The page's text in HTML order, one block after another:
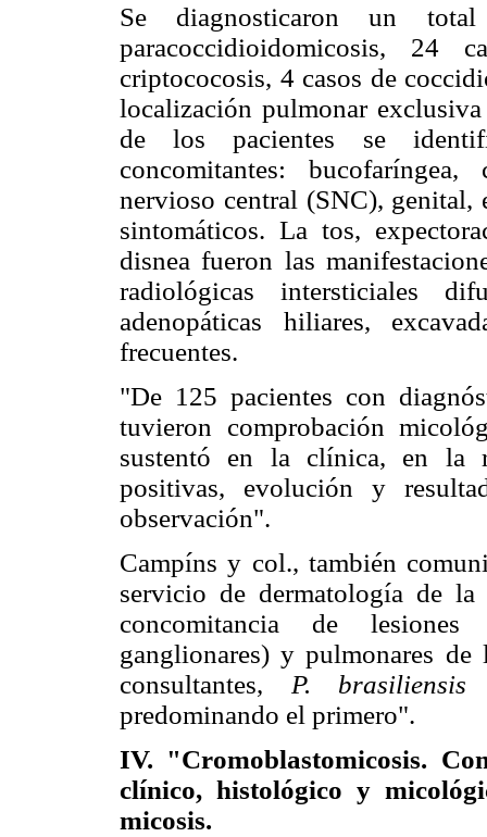
Se diagnosticaron un
paracoccidioidomicosis, 24
criptococosis, 4 casos de
localización pulmonar
de los pacientes se
concomitantes: bucofaríngea,
nervioso central (SNC), genital,
sintomáticos. La tos,
disnea fueron las
radiológicas intersticiales
adenopáticas hiliares,
frecuentes.
"De 125 pacientes con
tuvieron comprobación
sustentó en la clínica, en la
positivas, evolución y
observación".
Campíns y col., también
servicio de dermatología de
concomitancia de lesiones
ganglionares) y pulmonares
consultantes, P. brasiliensis
predominando el primero".
IV. "Cromoblastomicosis.
clínico, histológico y
micosis.